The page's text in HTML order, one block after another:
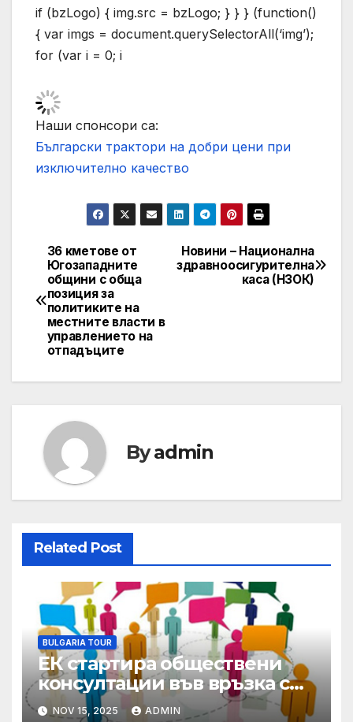
if (bzLogo) { img.src = bzLogo; } } } (function()
{ var imgs = document.querySelectorAll(‘img’);
for (var i = 0; i
Наши спонсори са:
Български трактори на добри цени при
изключително качество
Post
navigation
Новини – Национална
здравноосигурителна
каса (НЗОК)
36 кметове от
Югозападните
общини с обща
позиция за
политиките на
местните власти в
управлението на
отпадъците
Byadmin
Related Post
BULGARIA TOUR
ЕК стартира обществени
консултации във връзка с
Оценката на директивите
NOV 15, 2025 ADMIN